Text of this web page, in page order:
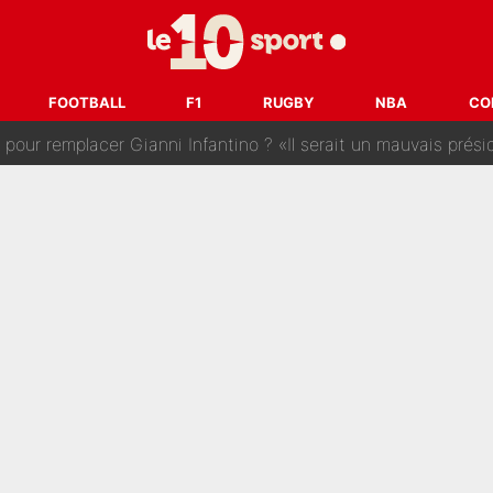
FOOTBALL F1 RUGBY NBA
: La photo qui met fin au transfert de l’été !
officialisent enfin leur couple : La photo qui enflamme
Gianni Infantino ? «Il serait un mauvais président», le patron